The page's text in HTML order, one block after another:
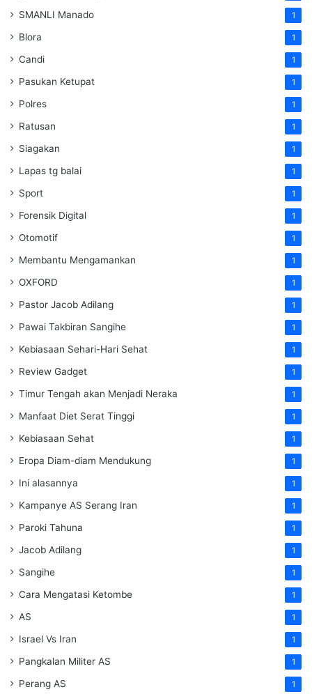
SMANLI Manado 1
Blora 1
Candi 1
Pasukan Ketupat 1
Polres 1
Ratusan 1
Siagakan 1
Lapas tg balai 1
Sport 1
Forensik Digital 1
Otomotif 1
Membantu Mengamankan 1
OXFORD 1
Pastor Jacob Adilang 1
Pawai Takbiran Sangihe 1
Kebiasaan Sehari-Hari Sehat 1
Review Gadget 1
Timur Tengah akan Menjadi Neraka 1
Manfaat Diet Serat Tinggi 1
Kebiasaan Sehat 1
Eropa Diam-diam Mendukung 1
Ini alasannya 1
Kampanye AS Serang Iran 1
Paroki Tahuna 1
Jacob Adilang 1
Sangihe 1
Cara Mengatasi Ketombe 1
AS 1
Israel Vs Iran 1
Pangkalan Militer AS 1
Perang AS 1